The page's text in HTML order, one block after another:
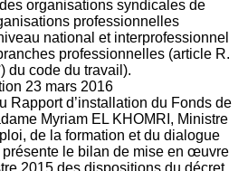
organisations syndicales de
professionnelles
national et interprofessionnel
professionnelles (article R.
du code du travail).
23 mars 2016
Rapport d’installation du Fonds de
Myriam EL KHOMRI, Ministre
de la formation et du dialogue
le bilan de mise en œuvre